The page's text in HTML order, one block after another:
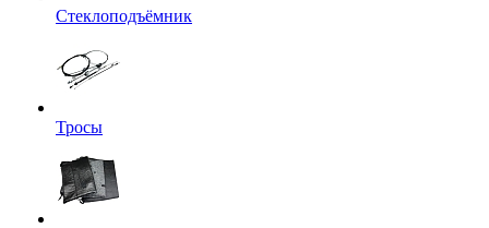
Стеклоподъёмник
Тросы